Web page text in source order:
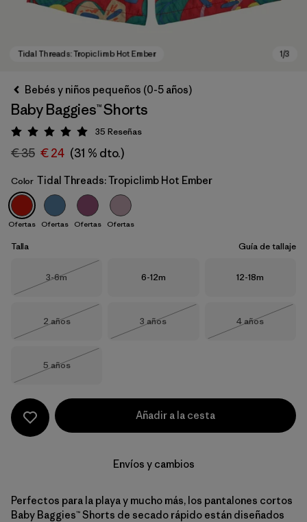
Tidal Threads: Tropiclimb Hot Ember
Bebés y niños pequeños (0-5 años)
Baby Baggies™ Shorts
Puntuación: 5 / 5
35 Reseñas
€ 35 € 24 (31 % dto.)
Color Tidal Threads: Tropiclimb Hot Ember
Ofertas Ofertas Ofertas Ofertas
Talla Guía de tallaje
Talla
3-6m
Talla
6-12m Talla
12-18m
Talla
2 años
Talla
3 años
Talla
4 años
Talla
5 años
Añadir a la cesta
Envíos y cambios
Perfectos para la playa y mucho más, los pantalones cortos
Baby Baggies™ Shorts de secado rápido están diseñados